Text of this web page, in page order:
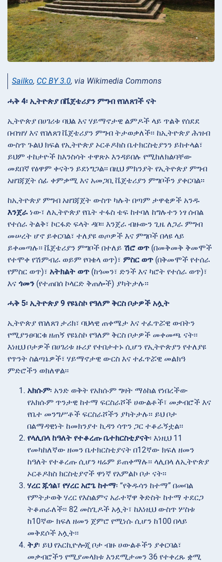
Sailko, CC BY 3.0, via Wikimedia Commons
ሓቅ 4፡ ኢትዮጵያ በቬጀቴሪያን ምግብ የበለጸገች ናት
ኢትዮጵያ በሀገሪቱ ባህል እና ሃይማኖታዊ ልምዶች ላይ ጥልቅ የሰደደ
በብዝሃ እና የበለጸገ ቬጀቴሪያን ምግብ ትታወቃለች፡፡ ከኢትዮጵያ ሕዝብ
ውስጥ ጉልህ ክፍል የኢትዮጵያ ኦርቶዶክስ ቤተክርስቲያንን ይከተላል፣
ይህም ተከታዮች ከእንስሳት ተዋጽኦ እንዳይበሉ የሚከለክልባቸው
መደበኛ የፅዋም ቀናትን ይደነግጋል፡፡ በዚህ ምክንያት የኢትዮጵያ ምግብ
አዘገጃጀት ሰፊ ቀምቃሚ እና አመጋቢ ቬጀቴሪያን ምግቦችን ያቀርባል፡፡
ከኢትዮጵያ ምግብ አዘገጃጀት ውስጥ ካሉት በጣም ታዋቂዎች አንዱ
እንጀራ ነው፣ ለኢትዮጵያ የቤት ተፋስ ቴፍ ከተባለ ከግሉተን ነፃ ሰብል
የተሰራ ትልቅ፣ ኮርፋድ ፍላት ዳቦ፡፡ እንጀራ ብዙውን ጊዜ ለጋራ ምግብ
መሠረት ሆኖ ይቀርባል፣ ተለያዩ ወጦዎች እና ምግቦች በላዩ ላይ
ይቀመጣሉ፡፡ ቬጀቴሪያን ምግቦች በተለይ ሽሮ ወጥ (በመቅመቅ ቅመሞች
የተሞቀ የሽምብራ ወይም የባቄላ ወጥ)፣ ምስር ወጥ (በቅመሞች የተሰራ
የምስር ወጥ)፣ አትክልት ወጥ (ከጎመን፣ ድንች እና ካሮት የተሰራ ወጥ)፣
እና ጎመን (የተጠበሰ ኮላርድ ቅጠሎች) ያካትታሉ፡፡
ሓቅ 5፡ ኢትዮጵያ 9 የዩኔስኮ የዓለም ቅርስ ቦታዎች አሏት
ኢትዮጵያ የበለጸገ ታሪክ፣ ባህላዊ ጠቀሜታ እና ተፈጥሯዊ ውበትን
የሚያንፀባርቁ ዘጠኝ የዩኔስኮ የዓለም ቅርስ ቦታዎች መቀመጫ ናት፡፡
እነዚህ ቦታዎች በሀገሪቱ ዙሪያ የተበታተኑ ሲሆን የኢትዮጵያን የተለያዩ
የጥንት ስልጣኔዎች፣ ሃይማኖታዊ ውርስ እና ተፈጥሯዊ መልክዓ
ምድሮችን ወክለዋል፡፡
አክሱም፡ አንድ ወቅት የአክሱም ግዛት ማዕከል የነበረችው
የአክሱም ጥንታዊ ከተማ ፍርስራሾች ሀውልቶች፣ መቃብሮች እና
የቤተ መንግሥቶች ፍርስራሾችን ያካትታሉ፡፡ ይህ ቦታ
በልማዳዊነት ከመክንያተ ኪዳን ሳጥን ጋር ተቆራኝቷል፡፡
የላሊበላ ከዓለት የተቆረጡ ቤተክርስቲያናት፡ እነዚህ 11
የመካከለኛው ዘመን ቤተክርስቲያናት በ12ኛው ክፍለ ዘመን
ከዓለት የተቆረጡ ሲሆን ዛሬም ይጠቀማሉ፡፡ ላሊበላ ለኢትዮጵያ
ኦርቶዶክስ ክርስቲያኖች ዋነኛ የአምልኮ ቦታ ናት፡፡
ሃረር ጁጎል፣ የሃረር አሮጌ ከተማ፡ “የቅዱሳን ከተማ” በመባል
የምትታወቅ ሃረር የእስልምና አራተኛዋ ቅድስት ከተማ ተደርጋ
ትቆጠራለች፡፡ 82 መስጊዶች አሏት፣ ከእነዚህ ውስጥ ሦስቱ
ከ10ኛው ክፍለ ዘመን ጀምሮ የሚነሱ ሲሆን ከ100 በላይ
መቅደሶች አሏት፡፡
ትያ፡ ይህ የአርኪዮሎጂ ቦታ ብዙ ሀውልቶችን ያቀርባል፣
መቃብሮችን የሚያመላክቱ እንደሚታመን 36 የተቀረጹ ቋሚ